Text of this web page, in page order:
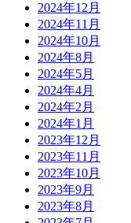
2024年12月
2024年11月
2024年10月
2024年8月
2024年5月
2024年4月
2024年2月
2024年1月
2023年12月
2023年11月
2023年10月
2023年9月
2023年8月